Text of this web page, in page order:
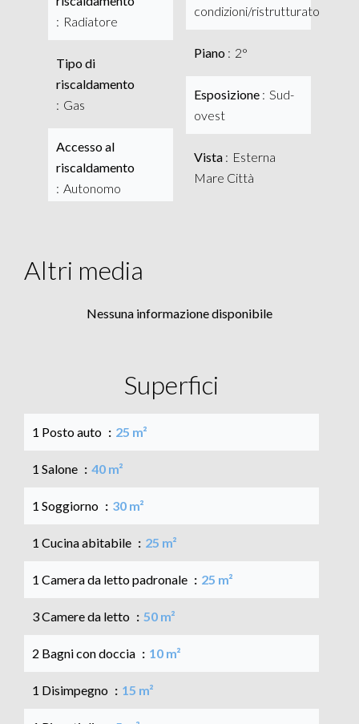
Radiatore
Tipo di
riscaldamento
Gas
Accesso al
riscaldamento
Autonomo
condizioni/ristrutturato
Piano 2°
Esposizione
Sud-
ovest
Vista
Esterna
Mare Città
Altri media
Nessuna informazione disponibile
Superfici
1 Posto auto 25 m²
1 Salone 40 m²
1 Soggiorno 30 m²
1 Cucina abitabile 25 m²
1 Camera da letto padronale 25 m²
3 Camere da letto 50 m²
2 Bagni con doccia 10 m²
1 Disimpegno 15 m²